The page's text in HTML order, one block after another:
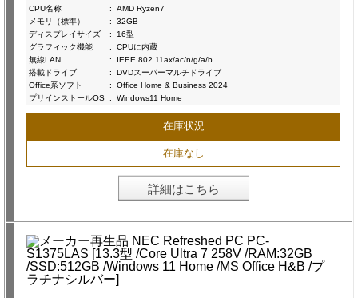
CPU名称
:
AMD Ryzen7
メモリ（標準）
:
32GB
ディスプレイサイズ
:
16型
グラフィック機能
:
CPUに内蔵
無線LAN
:
IEEE 802.11ax/ac/n/g/a/b
搭載ドライブ
:
DVDスーパーマルチドライブ
Office系ソフト
:
Office Home & Business 2024
プリインストールOS : Windows11 Home
在庫状況
在庫なし
詳細はこちら